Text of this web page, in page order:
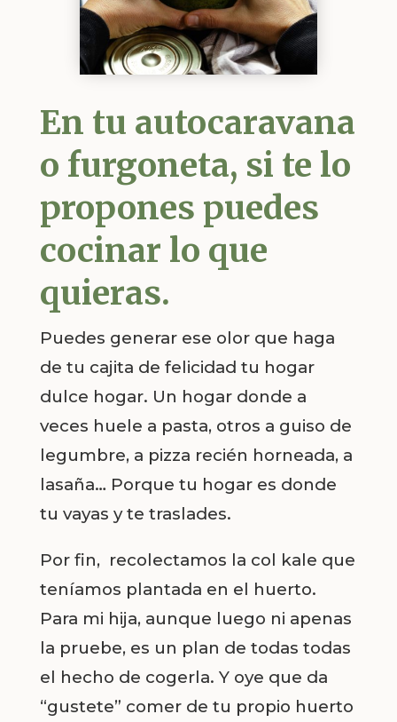
En tu autocaravana
o furgoneta, si te lo
propones puedes
cocinar lo que
quieras.
Puedes generar ese olor que haga
de tu cajita de felicidad tu hogar
dulce hogar. Un hogar donde a
veces huele a pasta, otros a guiso de
legumbre, a pizza recién horneada, a
lasaña… Porque tu hogar es donde
tu vayas y te traslades.
Por fin, recolectamos la col kale que
teníamos plantada en el huerto.
Para mi hija, aunque luego ni apenas
la pruebe, es un plan de todas todas
el hecho de cogerla. Y oye que da
“gustete” comer de tu propio huerto